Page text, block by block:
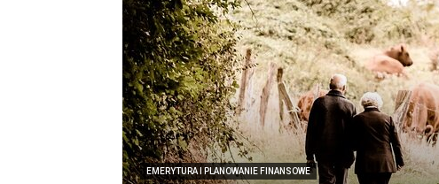
EMERYTURA I PLANOWANIE FINANSOWE